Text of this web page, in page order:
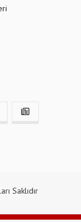
Saklıdır